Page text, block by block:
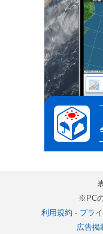
※PC
利用規約 - プラ
広告掲